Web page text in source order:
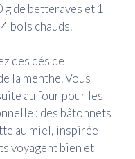
de betteraves et 1
bols chauds.
des dés de
la menthe. Vous
au four pour les
: des bâtonnets
au miel, inspirée
voyagent bien et